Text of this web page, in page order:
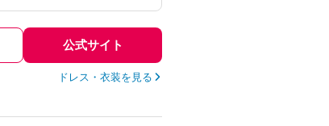
公式サイト
ドレス・衣装を見る